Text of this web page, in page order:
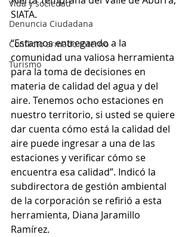
Vida y sociedad
Denuncia Ciudadana
Conflicto armado interno
Turismo
SIATA.
“Estamos entregando a la
comunidad una valiosa herramienta
para la toma de decisiones en
materia de calidad del agua y del
aire. Tenemos ocho estaciones en
nuestro territorio, si usted se quiere
dar cuenta cómo está la calidad del
aire puede ingresar a una de las
estaciones y verificar cómo se
encuentra esa calidad”. Indicó la
subdirectora de gestión ambiental
de la corporación se refirió a esta
herramienta, Diana Jaramillo
Ramírez.